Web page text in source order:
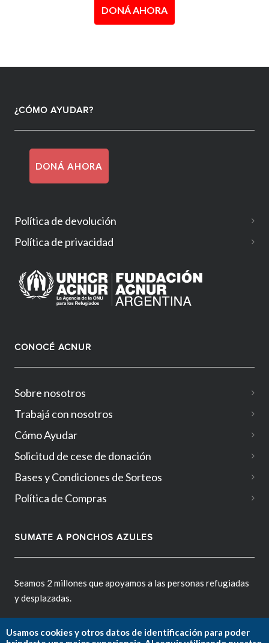
DONÁ AHORA
¿CÓMO AYUDAR?
DONÁ AHORA
Política de devolución
Política de privacidad
CONOCÉ ACNUR
Sobre nosotros
Trabajá con nosotros
Cómo Ayudar
Solicitud de cese de donación
Bases y Condiciones de Sorteos
Política de Compras
SUMATE A PONCHOS AZULES
Seamos 2 millones que apoyamos a las personas refugiadas
y desplazadas.
Usamos cookies y otros datos de identificación para poder